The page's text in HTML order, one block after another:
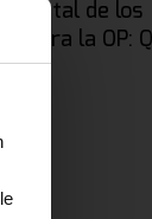
dental de los
para la OP: